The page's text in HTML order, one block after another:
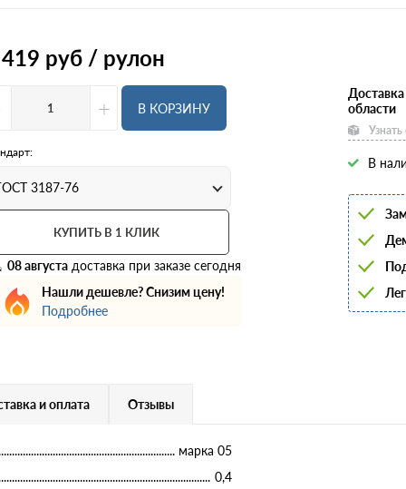
A400
25Г2С
А500С
Для фундамента
Композитная арматура
6
16
20
22
руб / рулон
+ В КОРЗИНУ
3187-76
КУПИТЬ В 1 КЛИК
08 августа доставка при заказе сегодня
Нашли дешевле? Снизим цену!
Подробнее
области
В
и оплата Отзывы
марка 05
0,4